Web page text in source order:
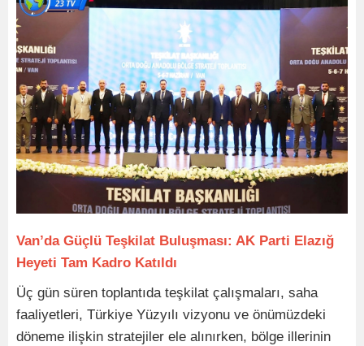
Van’da Güçlü Teşkilat Buluşması: AK Parti Elazığ
Heyeti Tam Kadro Katıldı
Üç gün süren toplantıda teşkilat çalışmaları, saha
faaliyetleri, Türkiye Yüzyılı vizyonu ve önümüzdeki
döneme ilişkin stratejiler ele alınırken, bölge illerinin